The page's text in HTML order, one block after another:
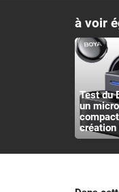
à voir
Test du
un
création